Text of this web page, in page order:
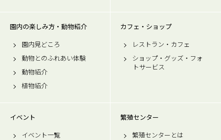
園内の楽しみ方・動物紹介
園内見どころ
動物とのふれあい体験
動物紹介
植物紹介
カフェ・ショップ
レストラン・カフェ
ショップ・グッズ・フォ
トサービス
イベント
イベント一覧
繁殖センター
繁殖センターとは